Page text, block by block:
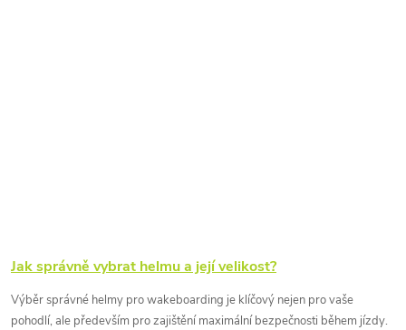
Jak správně vybrat helmu a její velikost?
Výběr správné helmy pro wakeboarding je klíčový nejen pro vaše
pohodlí, ale především pro zajištění maximální bezpečnosti během jízdy.